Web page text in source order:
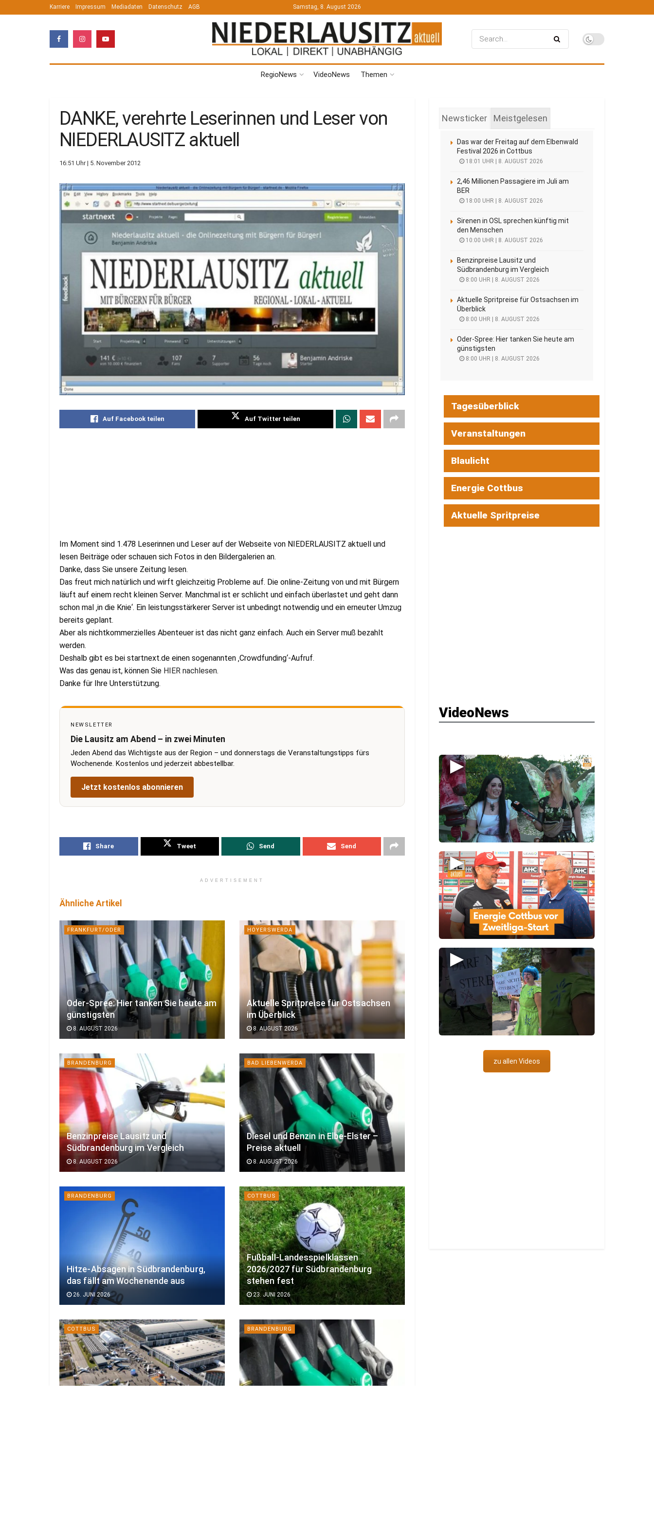
Karriere Impressum Mediadaten Datenschutz AGB Samstag, 8. August 2026
RegioNews VideoNews Themen
DANKE, verehrte Leserinnen und Leser von
NIEDERLAUSITZ aktuell
16:51 Uhr | 5. November 2012
Auf Facebook teilen Auf Twitter teilen
Im Moment sind 1.478 Leserinnen und Leser auf der Webseite von NIEDERLAUSITZ aktuell und
lesen Beiträge oder schauen sich Fotos in den Bildergalerien an.
Danke, dass Sie unsere Zeitung lesen.
Das freut mich natürlich und wirft gleichzeitig Probleme auf. Die online-Zeitung von und mit Bürgern
läuft auf einem recht kleinen Server. Manchmal ist er schlicht und einfach überlastet und geht dann
schon mal ‚in die Knie‘. Ein leistungsstärkerer Server ist unbedingt notwendig und ein erneuter Umzug
bereits geplant.
Aber als nichtkommerzielles Abenteuer ist das nicht ganz einfach. Auch ein Server muß bezahlt
werden.
Deshalb gibt es bei startnext.de einen sogenannten ‚Crowdfunding‘-Aufruf.
Was das genau ist, können Sie HIER nachlesen.
Danke für Ihre Unterstützung.
NEWSLETTER
Die Lausitz am Abend – in zwei Minuten
Jeden Abend das Wichtigste aus der Region – und donnerstags die Veranstaltungstipps fürs
Wochenende. Kostenlos und jederzeit abbestellbar.
Jetzt kostenlos abonnieren
Share Tweet Send Send
ADVERTISEMENT
Ähnliche Artikel
FRANKFURT/ODER
Oder-Spree: Hier tanken Sie heute am
günstigsten
8. AUGUST 2026
HOYERSWERDA
Aktuelle Spritpreise für Ostsachsen
im Überblick
8. AUGUST 2026
BRANDENBURG
Benzinpreise Lausitz und
Südbrandenburg im Vergleich
8. AUGUST 2026
BAD LIEBENWERDA
Diesel und Benzin in Elbe-Elster –
Preise aktuell
8. AUGUST 2026
BRANDENBURG
Hitze-Absagen in Südbrandenburg,
das fällt am Wochenende aus
26. JUNI 2026
COTTBUS
Fußball-Landesspielklassen
2026/2027 für Südbrandenburg
stehen fest
23. JUNI 2026
COTTBUS BRANDENBURG
Newsticker Meistgelesen
Das war der Freitag auf dem Elbenwald
Festival 2026 in Cottbus
18:01 UHR | 8. AUGUST 2026
2,46 Millionen Passagiere im Juli am
BER
18:00 UHR | 8. AUGUST 2026
Sirenen in OSL sprechen künftig mit
den Menschen
10:00 UHR | 8. AUGUST 2026
Benzinpreise Lausitz und
Südbrandenburg im Vergleich
8:00 UHR | 8. AUGUST 2026
Aktuelle Spritpreise für Ostsachsen im
Überblick
8:00 UHR | 8. AUGUST 2026
Oder-Spree: Hier tanken Sie heute am
günstigsten
8:00 UHR | 8. AUGUST 2026
Tagesüberblick
Veranstaltungen
Blaulicht
Energie Cottbus
Aktuelle Spritpreise
VideoNews
▶
▶
▶
zu allen Videos